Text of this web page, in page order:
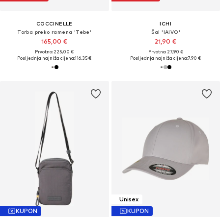
COCCINELLE
Torba preko ramena 'Tebe'
165,00 €
Prvotno: 225,00 €
Posljednja najniža cijena:116,35 €
ICHI
Šal 'IAIVO'
21,90 €
Prvotno: 27,90 €
Posljednja najniža cijena:7,90 €
KUPON
Unisex
KUPON